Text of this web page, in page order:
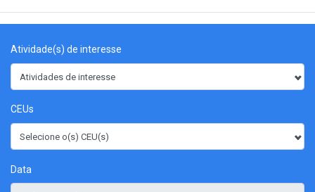
Atividade(s) de interesse
Atividades de interesse
CEUs
Selecione o(s) CEU(s)
Data